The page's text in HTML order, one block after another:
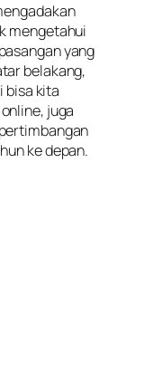
mengetahui
yang
belakang,
bisa kita
juga
ke depan.